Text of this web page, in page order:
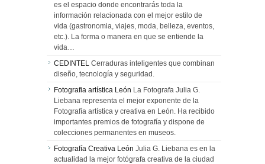
es el espacio donde encontrarás toda la
información relacionada con el mejor estilo de
vida (gastronomia, viajes, moda, belleza, eventos,
etc.). La forma o manera en que se entiende la
vida…
CEDINTEL Cerraduras inteligentes que combinan
diseño, tecnología y seguridad.
Fotografia artística León La Fotografa Julia G.
Liebana representa el mejor exponente de la
Fotografía artística y creativa en León. Ha recibido
importantes premios de fotografía y dispone de
colecciones permanentes en museos.
Fotografía Creativa León Julia G. Liebana es en la
actualidad la mejor fotógrafa creativa de la ciudad